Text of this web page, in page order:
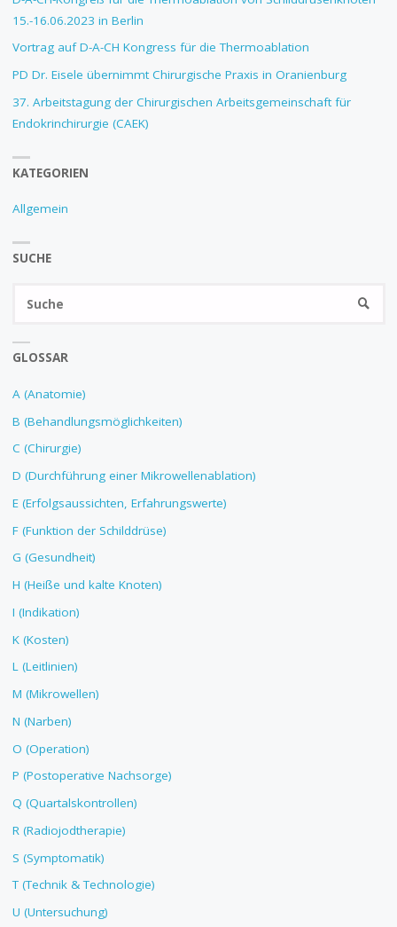
15.-16.06.2023 in Berlin
Vortrag auf D-A-CH Kongress für die Thermoablation
PD Dr. Eisele übernimmt Chirurgische Praxis in Oranienburg
37. Arbeitstagung der Chirurgischen Arbeitsgemeinschaft für
Endokrinchirurgie (CAEK)
KATEGORIEN
Allgemein
SUCHE
GLOSSAR
A (Anatomie)
B (Behandlungsmöglichkeiten)
C (Chirurgie)
D (Durchführung einer Mikrowellenablation)
E (Erfolgsaussichten, Erfahrungswerte)
F (Funktion der Schilddrüse)
G (Gesundheit)
H (Heiße und kalte Knoten)
I (Indikation)
K (Kosten)
L (Leitlinien)
M (Mikrowellen)
N (Narben)
O (Operation)
P (Postoperative Nachsorge)
Q (Quartalskontrollen)
R (Radiojodtherapie)
S (Symptomatik)
T (Technik & Technologie)
U (Untersuchung)